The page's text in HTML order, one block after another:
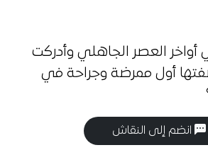
العصر الجاهلي وأدركت
أول ممرضة وجراحة في
انضم إلى النقاش